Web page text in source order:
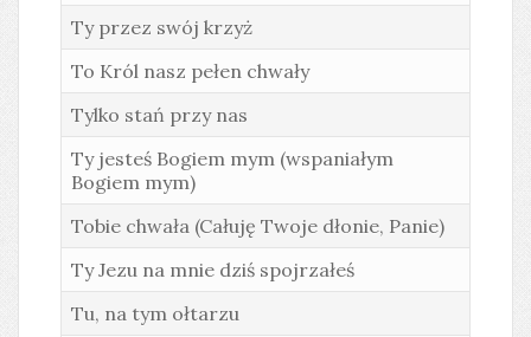
Ty przez swój krzyż
To Król nasz pełen chwały
Tylko stań przy nas
Ty jesteś Bogiem mym (wspaniałym
Bogiem mym)
Tobie chwała (Całuję Twoje dłonie, Panie)
Ty Jezu na mnie dziś spojrzałeś
Tu, na tym ołtarzu